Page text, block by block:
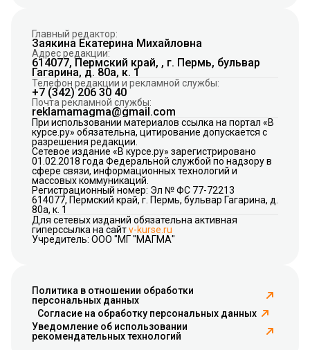
Главный редактор:
Заякина Екатерина Михайловна
Адрес редакции:
614077, Пермский край, , г. Пермь, бульвар
Гагарина, д. 80а, к. 1
Телефон редакции и рекламной службы:
+7 (342) 206 30 40
Почта рекламной службы:
reklamamagma@gmail.com
При использовании материалов ссылка на портал «В
курсе.ру» обязательна, цитирование допускается с
разрешения редакции.
Сетевое издание «В курсе.ру» зарегистрировано
01.02.2018 года Федеральной службой по надзору в
сфере связи, информационных технологий и
массовых коммуникаций.
Регистрационный номер: Эл № ФС 77-72213
614077, Пермский край, г. Пермь, бульвар Гагарина, д.
80а, к. 1
Для сетевых изданий обязательна активная
гиперссылка на сайтv-kurse.ru
Учредитель: ООО "МГ "МАГМА"
Политика в отношении обработки
персональных данных
Согласие на обработку персональных данных
Уведомление об использовании
рекомендательных технологий